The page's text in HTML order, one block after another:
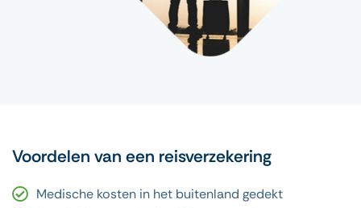
Voordelen van een reisverzekering
Medische kosten in het buitenland gedekt